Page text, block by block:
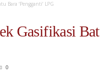
Bara ‘Pengganti’ LPG
Gasifikasi
0